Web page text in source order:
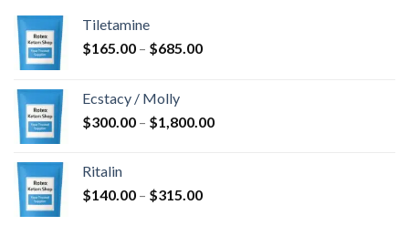
Tiletamine
$165.00 – $685.00Rozpětí
$685.00
Ecstacy / Molly
$300.00 – $1,800.00Rozpětí
Ritalin
$140.00 – $315.00Rozpětí